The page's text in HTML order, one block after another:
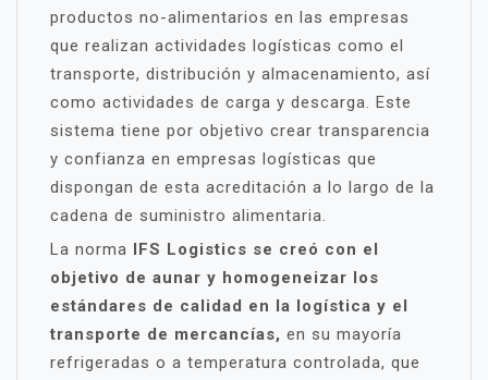
productos no-alimentarios en las empresas
que realizan actividades logísticas como el
transporte, distribución y almacenamiento, así
como actividades de carga y descarga. Este
sistema tiene por objetivo crear transparencia
y confianza en empresas logísticas que
dispongan de esta acreditación a lo largo de la
cadena de suministro alimentaria.
La norma IFS Logistics se creó con el
objetivo de aunar y homogeneizar los
estándares de calidad en la logística y el
transporte de mercancías, en su mayoría
refrigeradas o a temperatura controlada, que